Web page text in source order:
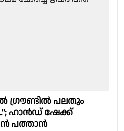
ഗ്രൗണ്ടില്‍ പലതും
ഹാന്‍ഡ് ഷേക്ക്
പത്താന്‍